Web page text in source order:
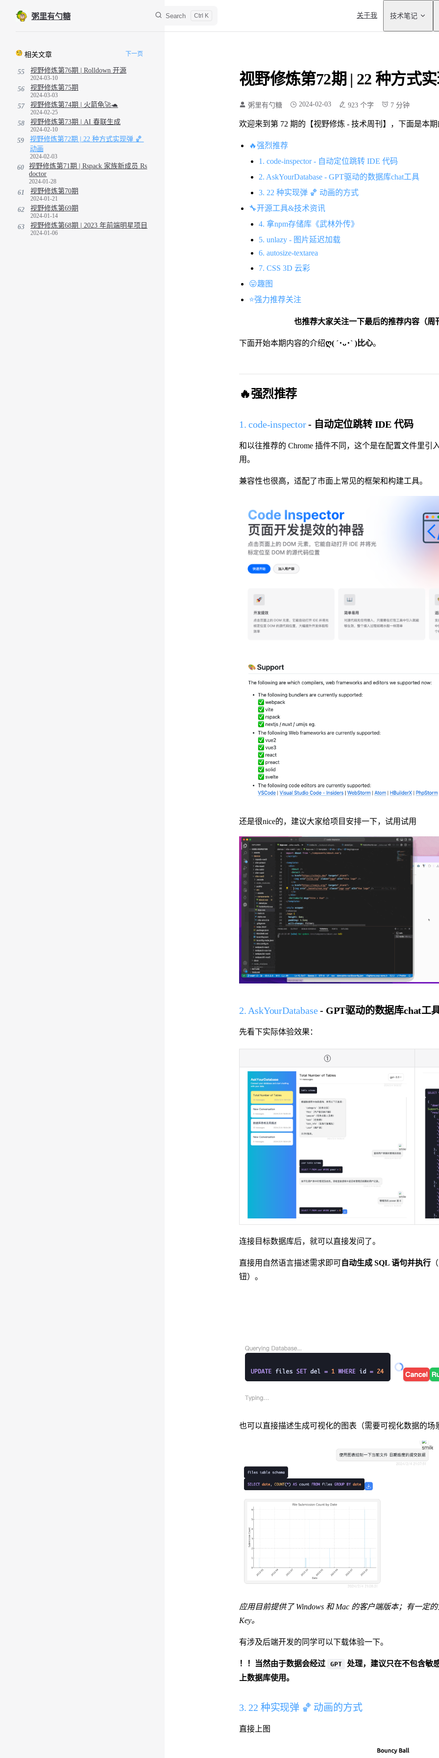
Skip to content
粥里有勺糖 Search
Main Navigation
关于我 技术笔记
相关文章 下一页
55 视野修炼第76期 | Rolldown 开源
2024-03-10
56 视野修炼第75期
2024-03-03
57 视野修炼第74期 | 火箭龟🚀🐢
2024-02-25
58 视野修炼第73期 | AI 春联生成
2024-02-10
59
视野修炼第72期 | 22 种方式实现弹 🏀
动画
2024-02-03
60
视野修炼第71期 | Rspack 家族新成员 Rs
doctor
2024-01-28
61 视野修炼第70期
2024-01-21
62 视野修炼第69期
2024-01-14
63 视野修炼第68期 | 2023 年前端明星项目
2024-01-06
视野修炼第72期 | 22 种方式
粥里有勺糖 2024-02-03 923 个字 7 分钟
欢迎来到第 72 期的【视野修炼 - 技术周刊】，下面是本
🔥强烈推荐
1. code-inspector - 自动定位跳转 IDE 代码
2. AskYourDatabase - GPT驱动的数据库chat工具
3. 22 种实现弹 🏀 动画的方式
🔧开源工具&技术资讯
4. 拿npm存储库《武林外传》
5. unlazy - 图片延迟加载
6. autosize-textarea
7. CSS 3D 云彩
😛趣图
⭐️强力推荐关注
也推荐大家关注一下最后的推荐内容（周
下面开始本期内容的介绍ღ( ´･ᴗ･` )比心。
🔥强烈推荐
1. code-inspector- 自动定位跳转 IDE 代码
和以往推荐的 Chrome 插件不同，这个是在配置文件里引
用。
兼容性也很高，适配了市面上常见的框架和构建工具。
还是很nice的，建议大家给项目安排一下，试用试用
2. AskYourDatabase- GPT驱动的数据库chat工
先看下实际体验效果：
①
连接目标数据库后，就可以直接发问了。
直接用自然语言描述需求即可自动生成 SQL 语句并执行
钮）。
也可以直接描述生成可视化的图表（需要可视化数据的场
应用目前提供了 Windows 和 Mac 的客户端版本；有一定
Key。
有涉及后端开发的同学可以下载体验一下。
！！当然由于数据会经过 GPT
处理，建议只在不包含敏
上数据库使用。
3. 22 种实现弹 🏀 动画的方式
直接上图